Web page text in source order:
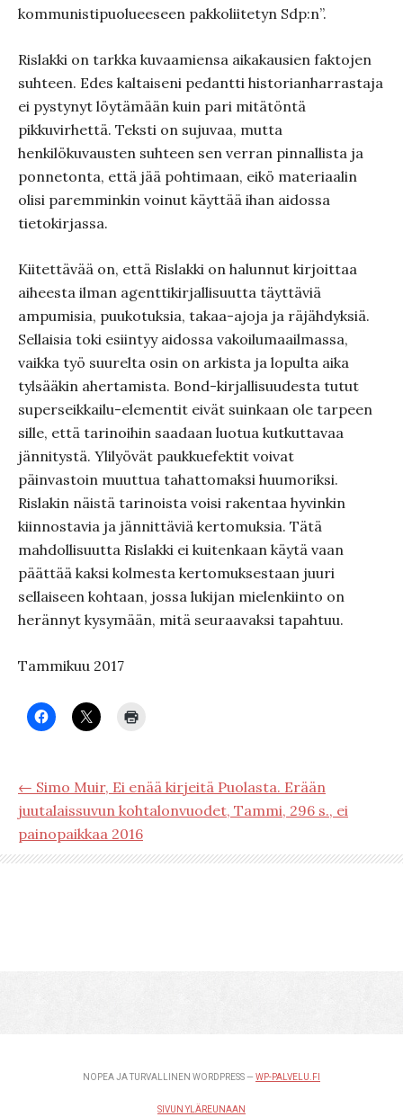
kommunistipuolueeseen pakkoliitetyn Sdp:n”.
Rislakki on tarkka kuvaamiensa aikakausien faktojen
suhteen. Edes kaltaiseni pedantti historianharrastaja
ei pystynyt löytämään kuin pari mitätöntä
pikkuvirhettä. Teksti on sujuvaa, mutta
henkilökuvausten suhteen sen verran pinnallista ja
ponnetonta, että jää pohtimaan, eikö materiaalin
olisi paremminkin voinut käyttää ihan aidossa
tietokirjassa.
Kiitettävää on, että Rislakki on halunnut kirjoittaa
aiheesta ilman agenttikirjallisuutta täyttäviä
ampumisia, puukotuksia, takaa-ajoja ja räjähdyksiä.
Sellaisia toki esiintyy aidossa vakoilumaailmassa,
vaikka työ suurelta osin on arkista ja lopulta aika
tylsääkin ahertamista. Bond-kirjallisuudesta tutut
superseikkailu-elementit eivät suinkaan ole tarpeen
sille, että tarinoihin saadaan luotua kutkuttavaa
jännitystä. Ylilyövät paukkuefektit voivat
päinvastoin muuttua tahattomaksi huumoriksi.
Rislakin näistä tarinoista voisi rakentaa hyvinkin
kiinnostavia ja jännittäviä kertomuksia. Tätä
mahdollisuutta Rislakki ei kuitenkaan käytä vaan
päättää kaksi kolmesta kertomuksestaan juuri
sellaiseen kohtaan, jossa lukijan mielenkiinto on
herännyt kysymään, mitä seuraavaksi tapahtuu.
Tammikuu 2017
← Simo Muir, Ei enää kirjeitä Puolasta. Erään
juutalaissuvun kohtalonvuodet, Tammi, 296 s., ei
painopaikkaa 2016
NOPEA JA TURVALLINEN WORDPRESS — WP-PALVELU.FI
SIVUN YLÄREUNAAN